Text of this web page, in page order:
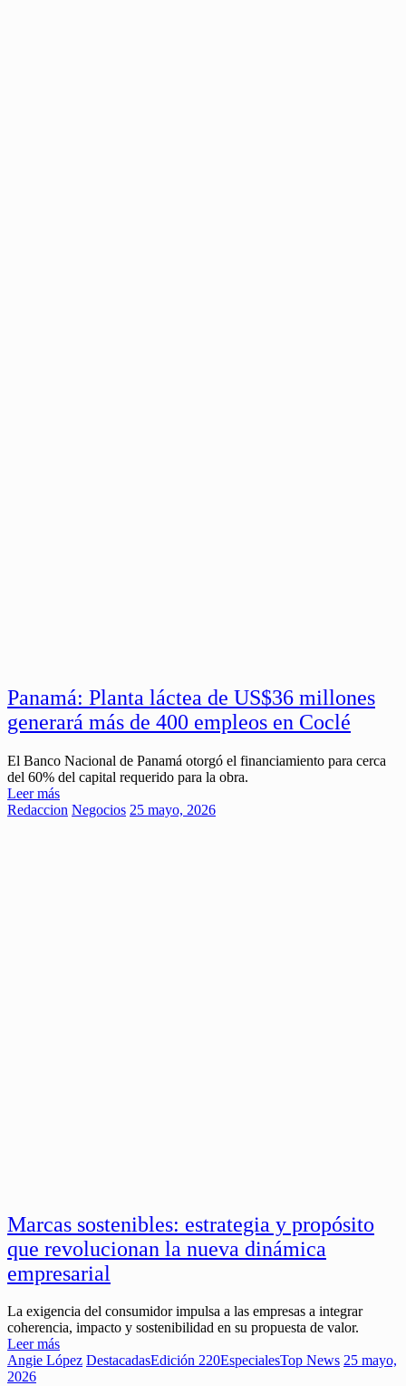
Panamá: Planta láctea de US$36 millones
generará más de 400 empleos en Coclé
El Banco Nacional de Panamá otorgó el financiamiento para cerca
del 60% del capital requerido para la obra.
Leer más
Redaccion Negocios 25 mayo, 2026
Marcas sostenibles: estrategia y propósito
que revolucionan la nueva dinámica
empresarial
La exigencia del consumidor impulsa a las empresas a integrar
coherencia, impacto y sostenibilidad en su propuesta de valor.
Leer más
Angie López DestacadasEdición 220EspecialesTop News 25 mayo,
2026